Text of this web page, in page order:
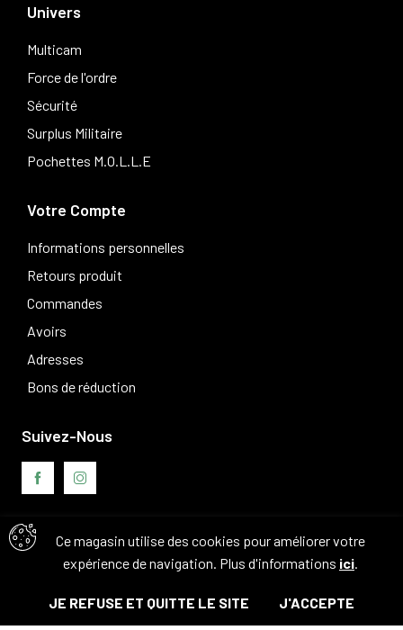
Univers
Multicam
Force de l'ordre
Sécurité
Surplus Militaire
Pochettes M.O.L.L.E
Votre Compte
Informations personnelles
Retours produit
Commandes
Avoirs
Adresses
Bons de réduction
Ce magasin utilise des cookies pour améliorer votre
expérience de navigation. Plus d'informations ici.
JE REFUSE ET QUITTE LE SITE J'ACCEPTE
Suivez-Nous
Avis clients
© Tous droits réservés. 2026 - Camouflage 83